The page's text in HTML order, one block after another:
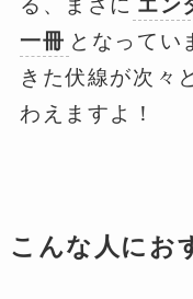
る、まさに エン
一冊 となってい
きた伏線が次々
わえますよ！
こんな人にお